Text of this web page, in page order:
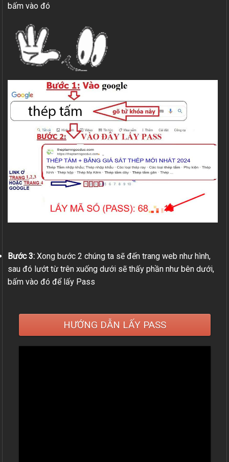
bấm vào đó
Bước 3: Xong bước 2 chúng ta sẽ đến trang web như hình,
sau đó lướt từ trên xuống dưới sẽ thấy phần như bên dưới,
bấm vào đó để lấy Pass
HƯỚNG DẪN LẤY PASS